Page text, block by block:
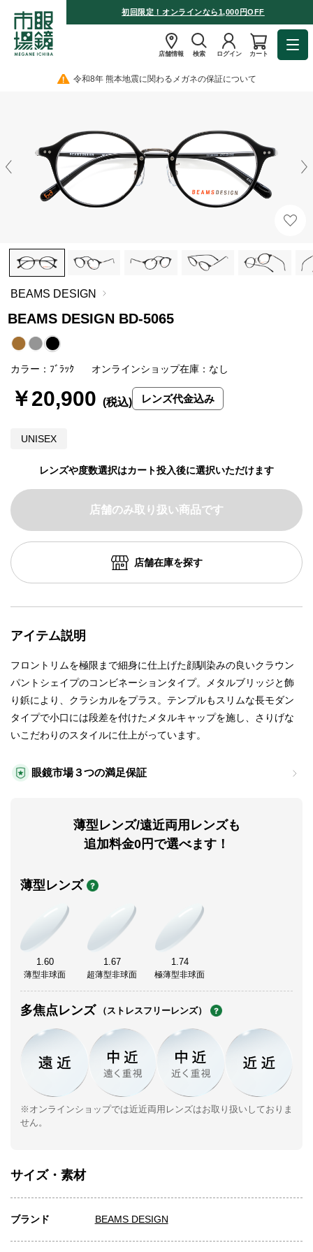
初回限定！オンラインなら1,000円OFF
店舗情報 検索 ログイン カート
令和8年 熊本地震に関わるメガネの保証について
BEAMS DESIGN
BEAMS DESIGN BD-5065
UNISEX
カラー：ﾌﾞﾗｯｸ オンラインショップ在庫：なし
レンズや度数選択はカート投入後に選択いただけます
￥20,900 レンズ代金込み
眼鏡市場３つの満足保証
薄型レンズ/遠近両用レンズも
追加料金0円で選べます！
薄型レンズ
1.60
薄型非球面
1.67
超薄型非球面
1.74
極薄型非球面
多焦点レンズ （ストレスフリーレンズ）
※オンラインショップでは近近両用レンズはお取り扱いしておりま
せん。
店舗のみ取り扱い商品です
店舗在庫を探す
アイテム説明
フロントリムを極限まで細身に仕上げた顔馴染みの良いクラウン
パントシェイプのコンビネーションタイプ。メタルブリッジと飾
り鋲により、クラシカルをプラス。テンプルもスリムな長モダン
タイプで小口には段差を付けたメタルキャップを施し、さりげな
いこだわりのスタイルに仕上がっています。
サイズ・素材
ブランド BEAMS DESIGN